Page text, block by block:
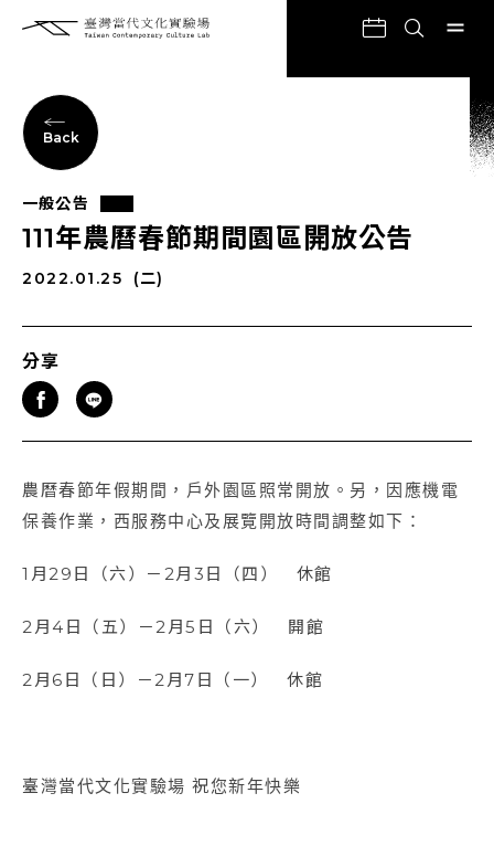
Back
一般公告
111年農曆春節期間園區開放公告
2022.01.25 (二)
分享
農曆春節年假期間，戶外園區照常開放。另，因應機電
保養作業，西服務中心及展覽開放時間調整如下：
1月29日（六）－2月3日（四） 休館
2月4日（五）－2月5日（六） 開館
2月6日（日）－2月7日（一） 休館
臺灣當代文化實驗場 祝您新年快樂